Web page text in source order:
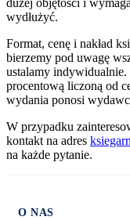
dużej objętości i
wydłużyć.
Format, cenę i nakład
bierzemy pod uwagę
ustalamy
procentową liczoną od
wydania ponosi
W przypadku
kontakt na adres
na każde pytanie.
O NAS